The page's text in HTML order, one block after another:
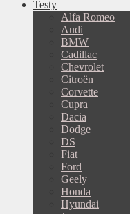
Testy
Alfa Romeo
Audi
BMW
Cadillac
Chevrolet
Citroën
Corvette
Cupra
Dacia
Dodge
DS
Fiat
Ford
Geely
Honda
Hyundai